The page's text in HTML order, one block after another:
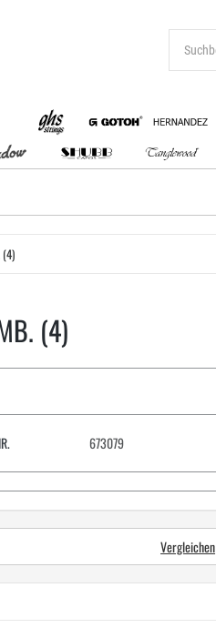
(4)
(4)
673079
Vergleichen